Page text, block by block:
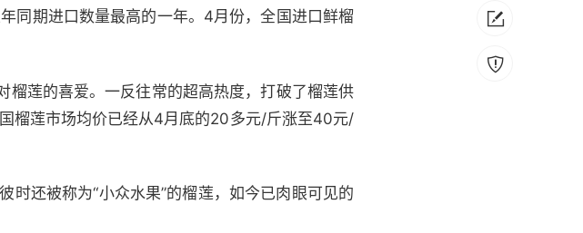
同期进口数量最高的一年。4月份，全国进口鲜榴
榴莲的喜爱。一反往常的超高热度，打破了榴莲供
榴莲市场均价已经从4月底的20多元/斤涨至40元/
时还被称为“小众水果”的榴莲，如今已肉眼可见的